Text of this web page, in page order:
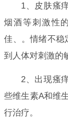
1、皮肤瘙
烟酒等刺激性
佳、。情绪不稳
到人体对刺激的
2、出现瘙
些维生素A和维
行治疗。